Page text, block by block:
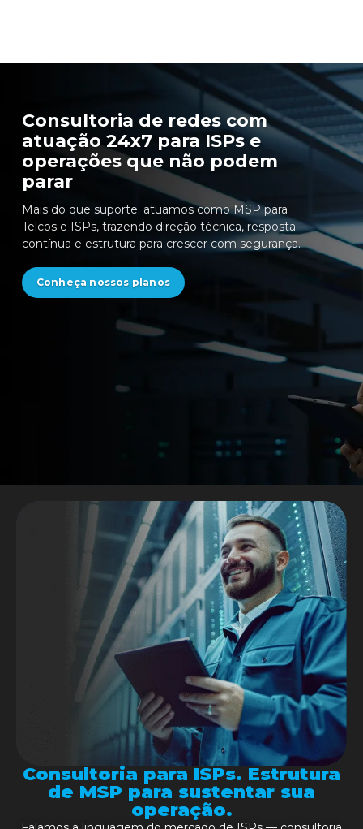
Consultoria de redes com
atuação 24x7 para ISPs e
operações que não podem
parar
Mais do que suporte: atuamos como MSP para
Telcos e ISPs, trazendo direção técnica, resposta
contínua e estrutura para crescer com segurança.
Conheça nossos planos
Consultoria para ISPs. Estrutura
de MSP para sustentar sua
operação.